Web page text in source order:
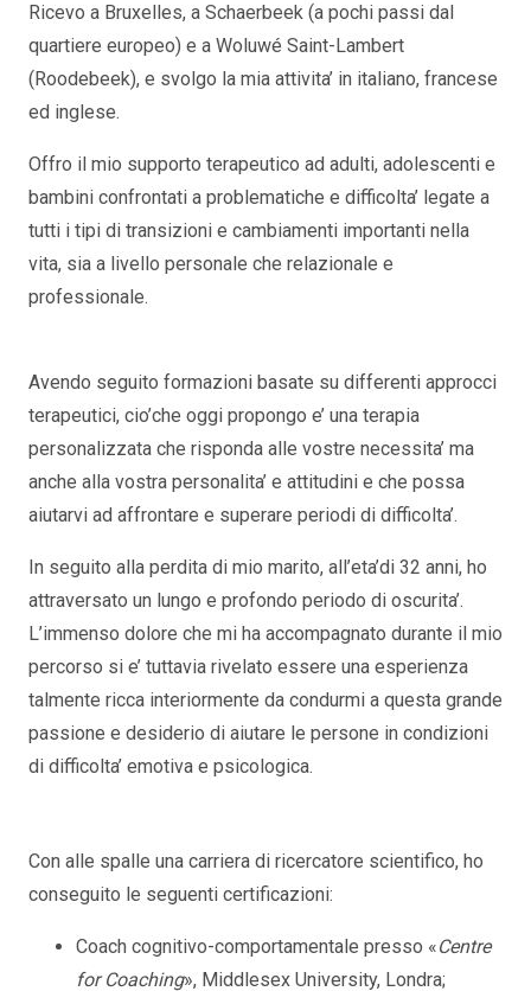
Ricevo a Bruxelles, a Schaerbeek (a pochi passi dal
quartiere europeo) e a Woluwé Saint-Lambert
(Roodebeek), e svolgo la mia attivita’ in italiano, francese
ed inglese.
Offro il mio supporto terapeutico ad adulti, adolescenti e
bambini confrontati a problematiche e difficolta’ legate a
tutti i tipi di transizioni e cambiamenti importanti nella
vita, sia a livello personale che relazionale e
professionale.
Avendo seguito formazioni basate su differenti approcci
terapeutici, cio’che oggi propongo e’ una terapia
personalizzata che risponda alle vostre necessita’ ma
anche alla vostra personalita’ e attitudini e che possa
aiutarvi ad affrontare e superare periodi di difficolta’.
In seguito alla perdita di mio marito, all’eta’di 32 anni, ho
attraversato un lungo e profondo periodo di oscurita’.
L’immenso dolore che mi ha accompagnato durante il mio
percorso si e’ tuttavia rivelato essere una esperienza
talmente ricca interiormente da condurmi a questa grande
passione e desiderio di aiutare le persone in condizioni
di difficolta’ emotiva e psicologica.
Con alle spalle una carriera di ricercatore scientifico, ho
conseguito le seguenti certificazioni:
Coach cognitivo-comportamentale presso «Centre
for Coaching», Middlesex University, Londra;